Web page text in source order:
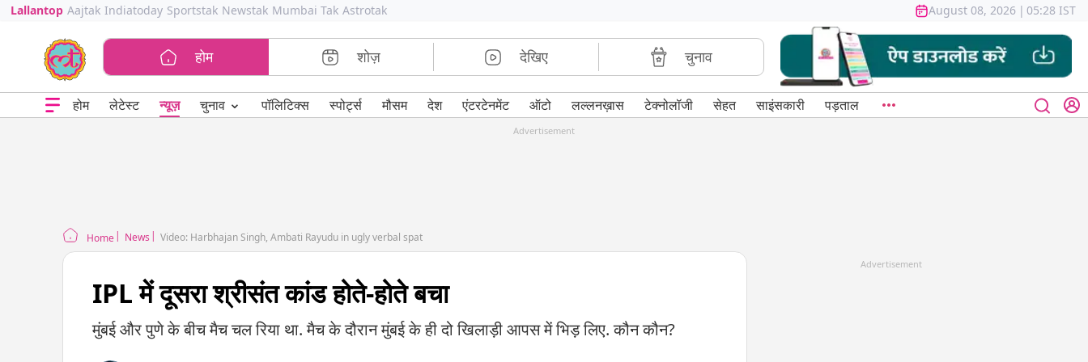
Lallantop Aajtak Indiatoday Sportstak Newstak Mumbai Tak Astrotak August 08, 2026 | 05:28 IST
होम शोज़ देखिए चुनाव
होम लेटेस्ट न्यूज़ चुनाव ⌄ पॉलिटिक्स स्पोर्ट्स मौसम देश एंटरटेनमेंट ऑटो लल्लनख़ास टेक्नोलॉजी सेहत साइंसकारी पड़ताल
Advertisement
Home News Video: Harbhajan Singh, Ambati Rayudu in ugly verbal spat
IPL में दूसरा श्रीसंत कांड होते-होते बचा
मुंबई और पुणे के बीच मैच चल रिया था. मैच के दौरान मुंबई के ही दो खिलाड़ी आपस में भिड़ लिए. कौन कौन?
Advertisement